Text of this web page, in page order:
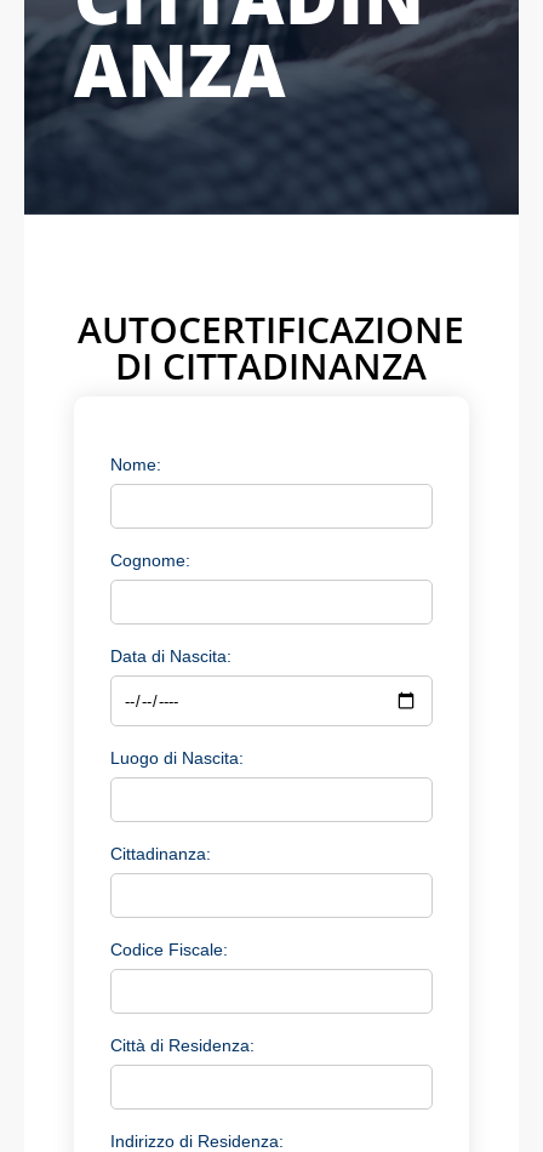
ANZA
AUTOCERTIFICAZIONE
DI CITTADINANZA
Nome:
Cognome:
Data di Nascita:
Luogo di Nascita:
Cittadinanza:
Codice Fiscale:
Città di Residenza:
Indirizzo di Residenza: